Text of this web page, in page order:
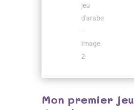
Mon premier jeu